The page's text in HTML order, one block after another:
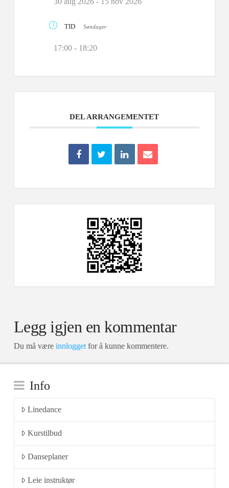
TID Søndager
17:00 - 18:20
DEL ARRANGEMENTET
Legg igjen en kommentar
Du må være innloggetfor å kunne kommentere.
Info
Linedance
Kurstilbud
Danseplaner
Leie instruktør